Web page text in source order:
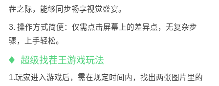
茬之际，能够同步畅享视觉盛宴。
3. 操作方式简便：仅需点击屏幕上的差异点，无复杂步
骤，上手轻松。
超级找茬王游戏玩法
1.玩家进入游戏后，需在规定时间内，找出两张图片里的